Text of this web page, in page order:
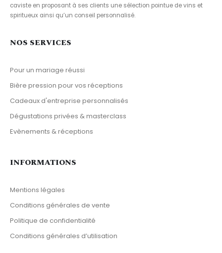
caviste en proposant à ses clients une sélection pointue de vins et
spiritueux ainsi qu’un conseil personnalisé.
NOS SERVICES
Pour un mariage réussi
Bière pression pour vos réceptions
Cadeaux d'entreprise personnalisés
Dégustations privées & masterclass
Evènements & réceptions
INFORMATIONS
Mentions légales
Conditions générales de vente
Politique de confidentialité
Conditions générales d’utilisation